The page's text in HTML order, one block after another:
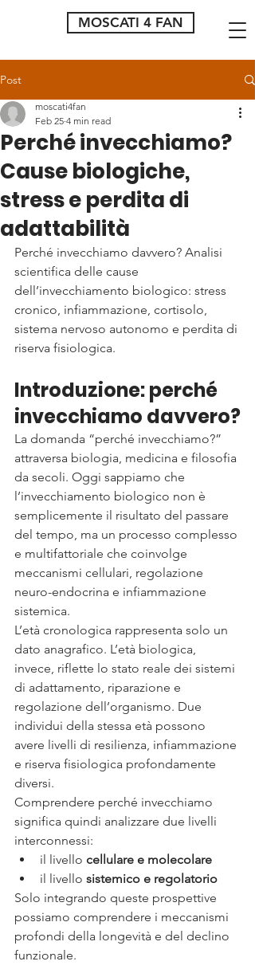
MOSCATI 4 FAN
Post
Perché invecchiamo?
Cause biologiche,
stress e perdita di
adattabilità
moscati4fan
Feb 25 4 min read
Perché invecchiamo davvero? Analisi
scientifica delle cause
dell’invecchiamento biologico: stress
cronico, infiammazione, cortisolo,
sistema nervoso autonomo e perdita di
riserva fisiologica.
Introduzione: perché
invecchiamo davvero?
La domanda “perché invecchiamo?”
attraversa biologia, medicina e filosofia
da secoli. Oggi sappiamo che
l’invecchiamento biologico non è
semplicemente il risultato del passare
del tempo, ma un processo complesso
e multifattoriale che coinvolge
meccanismi cellulari, regolazione
neuro-endocrina e infiammazione
sistemica.
L’età cronologica rappresenta solo un
dato anagrafico. L’età biologica,
invece, riflette lo stato reale dei sistemi
di adattamento, riparazione e
regolazione dell’organismo. Due
individui della stessa età possono
avere livelli di resilienza, infiammazione
e riserva fisiologica profondamente
diversi.
Comprendere perché invecchiamo
significa quindi analizzare due livelli
interconnessi:
il livello cellulare e molecolare
il livello sistemico e regolatorio
Solo integrando queste prospettive
possiamo comprendere i meccanismi
profondi della longevità e del declino
funzionale.